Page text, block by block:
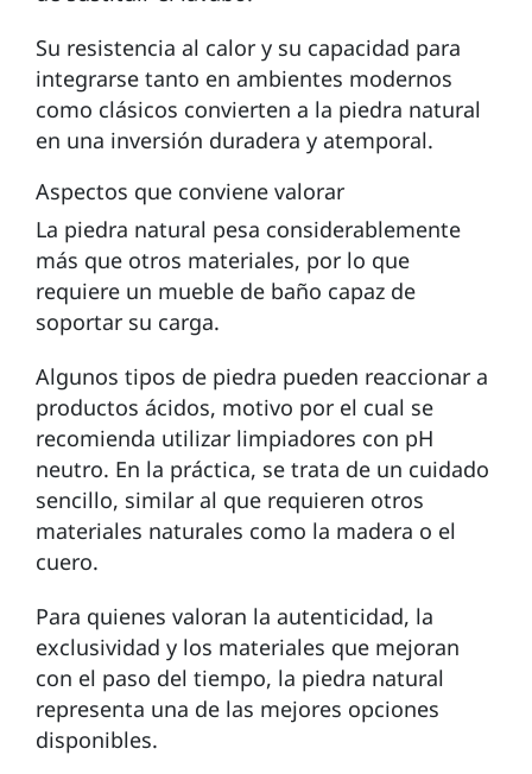
Su resistencia al calor y su capacidad para
integrarse tanto en ambientes modernos
como clásicos convierten a la piedra natural
en una inversión duradera y atemporal.
Aspectos que conviene valorar
La piedra natural pesa considerablemente
más que otros materiales, por lo que
requiere un mueble de baño capaz de
soportar su carga.
Algunos tipos de piedra pueden reaccionar a
productos ácidos, motivo por el cual se
recomienda utilizar limpiadores con pH
neutro. En la práctica, se trata de un cuidado
sencillo, similar al que requieren otros
materiales naturales como la madera o el
cuero.
Para quienes valoran la autenticidad, la
exclusividad y los materiales que mejoran
con el paso del tiempo, la piedra natural
representa una de las mejores opciones
disponibles.